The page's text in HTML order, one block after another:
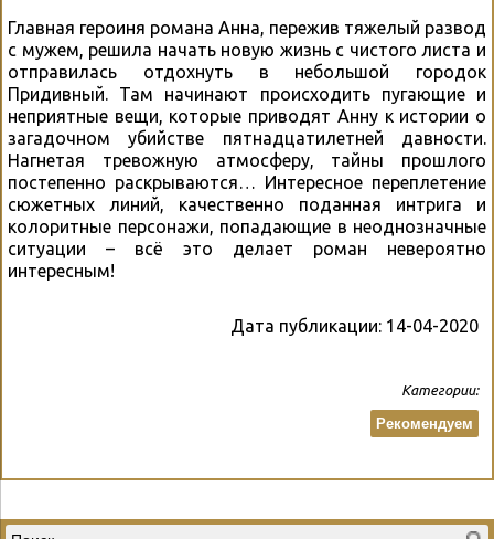
Главная героиня романа Анна, пережив тяжелый развод
с мужем, решила начать новую жизнь с чистого листа и
отправилась отдохнуть в небольшой городок
Придивный. Там начинают происходить пугающие и
неприятные вещи, которые приводят Анну к истории о
загадочном убийстве пятнадцатилетней давности.
Нагнетая тревожную атмосферу, тайны прошлого
постепенно раскрываются… Интересное переплетение
сюжетных линий, качественно поданная интрига и
колоритные персонажи, попадающие в неоднозначные
ситуации – всё это делает роман невероятно
интересным!
Дата публикации: 14-04-2020
Категории:
Рекомендуем